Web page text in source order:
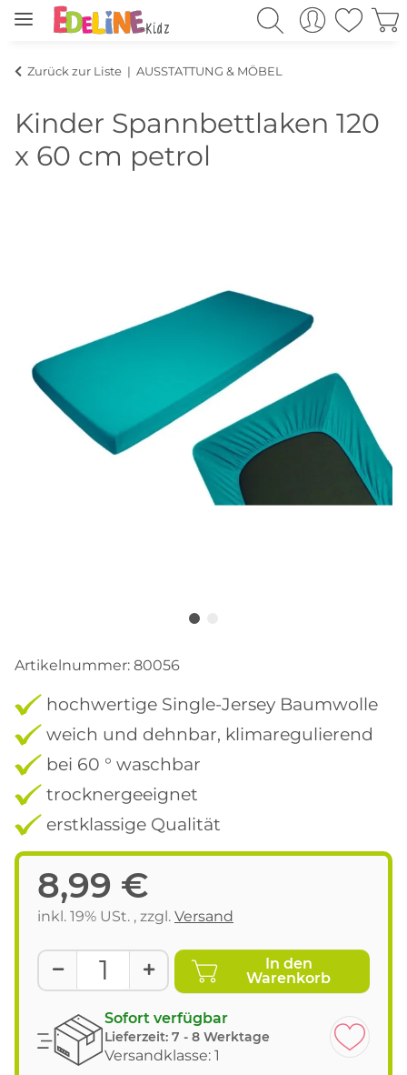
Zurück zur Liste AUSSTATTUNG & MÖBEL
Kinder Spannbettlaken 120
x 60 cm petrol
Artikelnummer: 80056
hochwertige Single-Jersey Baumwolle
weich und dehnbar, klimaregulierend
bei 60 ° waschbar
trocknergeeignet
erstklassige Qualität
8,99 €
inkl. 19% USt. , zzgl. Versand
In den
Warenkorb
Sofort verfügbar
Lieferzeit: 7 - 8 Werktage
Versandklasse: 1